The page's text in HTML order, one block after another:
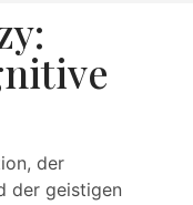
der
der geistigen